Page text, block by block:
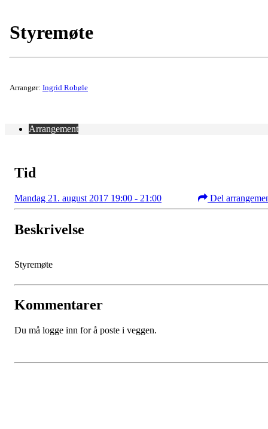
Styremøte
Arrangør: Ingrid Robøle
Arrangement
Tid
Mandag 21. august 2017 19:00 - 21:00 Del
Beskrivelse
Styremøte
Kommentarer
Du må logge inn for å poste i veggen.